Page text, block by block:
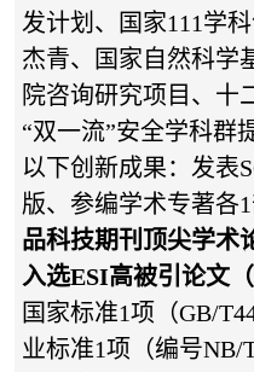
发计划、国家111学
杰青、国家自然科学
院咨询研究项目、十
“双一流”安全学科群
以下创新成果：发表
版、参编学术专著各
品科技期刊顶尖学术
入选ESI高被引论文（
国家标准1项（GB/
业标准1项（编号NB/